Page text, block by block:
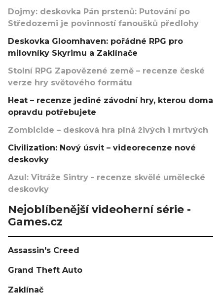
Dojmy: deskovka Pán prstenů: Putování po
Středozemi je povinností fanoušků předlohy
Deskovka Gloomhaven: pořádné RPG pro
milovníky Skyrimu a Zaklínače
Stolní RPG Zapovězené země – recenze české
verze hry světového formátu
Heat – recenze jediné závodní hry, kterou doma
opravdu potřebujete
Zombicide – desková hra plná živých i mrtvých
Civilization: Nový úsvit – videorecenze nové
deskovky
Azul: Vitráže Sintry - recenze skvělé umělecké
deskovky
Nejoblíbenější videoherní série -
Games.cz
Assassin's Creed
Grand Theft Auto
Zaklínač